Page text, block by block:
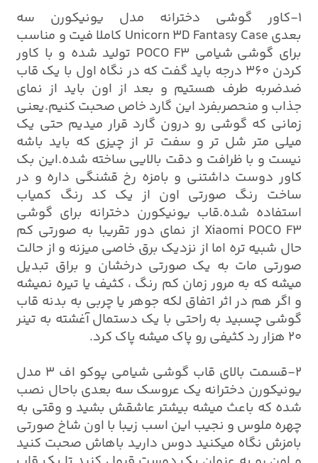
1-کاور گوشی دخترانه مدل یونیکورن سه
بعدی Unicorn 3D Fantasy Case کاملا فیت و مناسب
برای گوشی شیامی POCO F3 تولید شده و با کاور
کردن 360 درجه باید گفت که در نگاه اول با یک قاب
ضدضربه طرف هستیم و بعد از اون باید از نمای
جذاب و منحصربفرد این گارد خاص صحبت کنیم.یعنی
زمانی که گوشی رو درون گارد قرار میدیم حتی یک
میلی متر شل تر و سفت تر از چیزی که باید باشه
نیست و با ظرافت و دقت بالایی ساخته شده.این بک
کاور دوست داشتنی و بامزه رخ قشنگی داره و در
ساخت رنگ صورتی اون از یک کد رنگ کمیاب
استفاده شده.قاب یونیکورن دخترانه برای گوشی
Xiaomi POCO F3 از نمای دور تقریبا به صورتی کم
حال شبیه تره اما از نزدیک برق خاصی میزنه و از حالت
صورتی مات به یک صورتی درخشان و براق تبدیل
میشه که به مرور زمان کم رنگ ، کثیف یا تیره نمیشه
و اگر هم در اثر اتفاق لکه جوهر یا چربی به بدنه قاب
گوشی چسبید به راحتی با یک دستمال آغشته به تینر
20 هزار رد کثیفی رو پاک میشه پاک کرد.
2-قسمت بالای قاب گوشی شیامی پوکو اف 3 مدل
یونیکورن دخترانه یک عروسک سه بعدی باحال نصب
شده که باعث میشه بیشتر عاشقش بشید و وقتی به
چهره ملوس و نجیب این اسب زیبا با اون شاخ صورتی
بامزش نگاه میکنید دوس دارید باهاش صحبت کنید